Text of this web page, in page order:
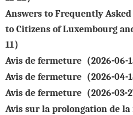
Answers to Frequently
to Citizens of Luxembourg
11）
Avis de fermeture（2026-06-
Avis de fermeture（2026-04-
Avis de fermeture（2026-03-
Avis sur la prolongation de